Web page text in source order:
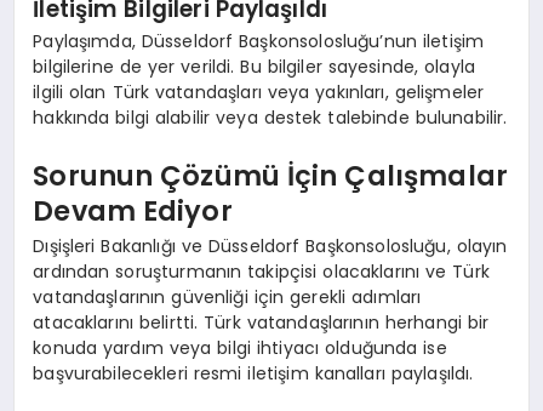
İletişim Bilgileri Paylaşıldı
Paylaşımda, Düsseldorf Başkonsolosluğu’nun iletişim
bilgilerine de yer verildi. Bu bilgiler sayesinde, olayla
ilgili olan Türk vatandaşları veya yakınları, gelişmeler
hakkında bilgi alabilir veya destek talebinde bulunabilir.
Sorunun Çözümü İçin Çalışmalar
Devam Ediyor
Dışişleri Bakanlığı ve Düsseldorf Başkonsolosluğu, olayın
ardından soruşturmanın takipçisi olacaklarını ve Türk
vatandaşlarının güvenliği için gerekli adımları
atacaklarını belirtti. Türk vatandaşlarının herhangi bir
konuda yardım veya bilgi ihtiyacı olduğunda ise
başvurabilecekleri resmi iletişim kanalları paylaşıldı.